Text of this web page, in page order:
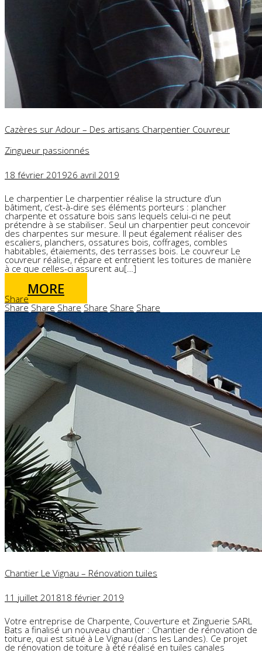
Cazères sur Adour – Des artisans Charpentier Couvreur
Zingueur passionnés
18 février 201926 avril 2019
Le charpentier Le charpentier réalise la structure d’un
bâtiment, c’est-à-dire ses éléments porteurs : plancher
charpente et ossature bois sans lequels celui-ci ne peut
prétendre à se stabiliser. Seul un charpentier peut concevoir
des charpentes sur mesure. Il peut également réaliser des
escaliers, planchers, ossatures bois, coffrages, combles
habitables, étaiements, des terrasses bois. Le couvreur Le
couvreur réalise, répare et entretient les toitures de manière
à ce que celles-ci assurent au[…]
MORE
Share
Share Share Share Share Share Share
Chantier Le Vignau – Rénovation tuiles
11 juillet 201818 février 2019
Votre entreprise de Charpente, Couverture et Zinguerie SARL
Bats a finalisé un nouveau chantier : Chantier de rénovation de
toiture, qui est situé à Le Vignau (dans les Landes). Ce projet
de rénovation de toiture à été réalisé en tuiles canales